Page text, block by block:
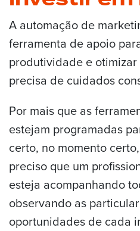
A automação de
ferramenta de apoio
produtividade e otimizar
precisa de cuidados
Por mais que as
estejam programadas
certo, no momento
preciso que um
esteja acompanhando
observando as
oportunidades de cada